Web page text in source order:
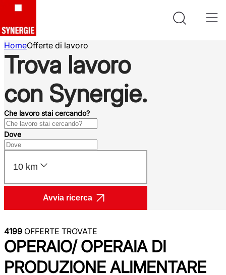
HomeOfferte di lavoro
Trova lavoro
con Synergie.
Che lavoro stai cercando?
Dove
10 km
Avvia ricerca
4199 OFFERTE TROVATE
OPERAIO/ OPERAIA DI
PRODUZIONE ALIMENTARE